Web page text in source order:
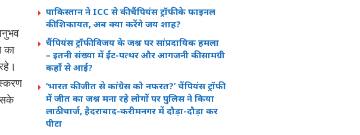
पाकिस्तान ने ICC से की चैंपियंस ट्रॉफी के फाइनल
की शिकायत, अब क्या करेंगे जय शाह?
चैंपियंस ट्रॉफी विजय के जश्न पर सांप्रदायिक हमला
– इतनी संख्या में ईंट-पत्थर और आगजनी की सामग्री
कहाँ से आई?
‘भारत की जीत से कांग्रेस को नफरत?’ चैंपियंस ट्रॉफी
में जीत का जश्न मना रहे लोगों पर पुलिस ने किया
लाठीचार्ज, हैदराबाद-करीमनगर में दौड़ा-दौड़ा कर
पीटा
का